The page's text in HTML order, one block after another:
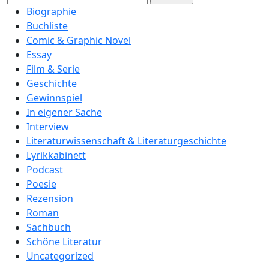
nach:Biographie
Buchliste
Comic & Graphic Novel
Essay
Film & Serie
Geschichte
Gewinnspiel
In eigener Sache
Interview
Literaturwissenschaft & Literaturgeschichte
Lyrikkabinett
Podcast
Poesie
Rezension
Roman
Sachbuch
Schöne Literatur
Uncategorized